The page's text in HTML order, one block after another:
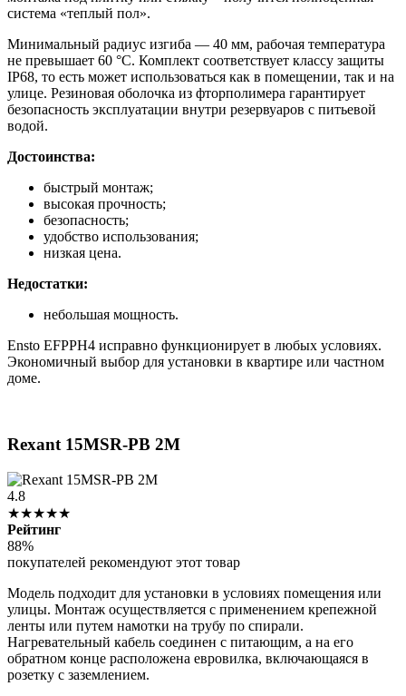
система «теплый пол».
Минимальный радиус изгиба — 40 мм, рабочая температура
не превышает 60 °C. Комплект соответствует классу защиты
IP68, то есть может использоваться как в помещении, так и на
улице. Резиновая оболочка из фторполимера гарантирует
безопасность эксплуатации внутри резервуаров с питьевой
водой.
Достоинства:
быстрый монтаж;
высокая прочность;
безопасность;
удобство использования;
низкая цена.
Недостатки:
небольшая мощность.
Ensto EFPPH4 исправно функционирует в любых условиях.
Экономичный выбор для установки в квартире или частном
доме.
Rexant 15MSR-PB 2M
4.8
★★★★★
Рейтинг
88%
покупателей рекомендуют этот товар
Модель подходит для установки в условиях помещения или
улицы. Монтаж осуществляется с применением крепежной
ленты или путем намотки на трубу по спирали.
Нагревательный кабель соединен с питающим, а на его
обратном конце расположена евровилка, включающаяся в
розетку с заземлением.